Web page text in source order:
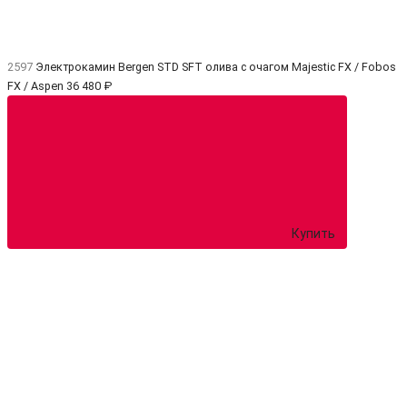
2597 Электрокамин Bergen STD SFT олива с очагом Majestic FX / Fobos
FX / Aspen 36 480 ₽
Купить